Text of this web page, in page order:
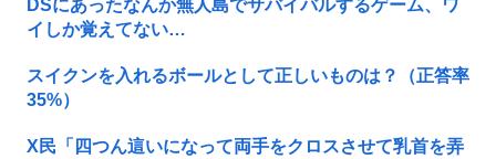
DSにあったなんか無人島でサバイバルするゲーム、ワ
イしか覚えてない…
スイクンを入れるボールとして正しいものは？（正答率
35%）
X民「四つん這いになって両手をクロスさせて乳首を弄